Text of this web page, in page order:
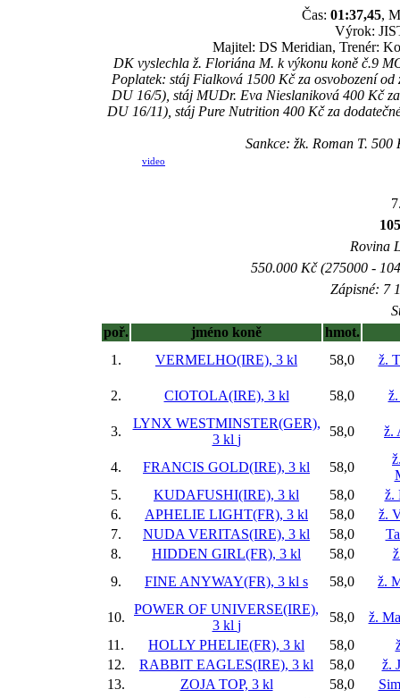
Čas: 01:37,45,
Výrok:
Majitel: DS Meridian, Trenér:
DK vyslechla ž. Floriána M. k výkonu koně č.9
Poplatek: stáj Fialková 1500 Kč za osvobození
DU 16/5), stáj MUDr. Eva Nieslaniková 400 Kč
DU 16/11), stáj Pure Nutrition 400 Kč za
Sankce: žk. Roman T.
video
Rovina
550.000 Kč (275000 -
Zápisné: 7
poř.
jméno koně
hmot.
1.
VERMELHO(IRE), 3 kl 58,0 ž.
2. CIOTOLA(IRE), 3 kl 58,0
3.
LYNX WESTMINSTER(GER),
3 kl j
58,0 ž.
4. FRANCIS GOLD(IRE), 3 kl 58,0
5.
KUDAFUSHI(IRE), 3 kl 58,0
ž.
6.
APHELIE LIGHT(FR), 3 kl 58,0
ž.
7.
NUDA VERITAS(IRE), 3 kl 58,0
8.
HIDDEN GIRL(FR), 3 kl 58,0
9.
FINE ANYWAY(FR), 3 kl s 58,0 ž.
10.
POWER OF UNIVERSE(IRE),
3 kl j
58,0
ž.
11.
HOLLY PHELIE(FR), 3 kl 58,0
12.
RABBIT EAGLES(IRE), 3 kl 58,0
ž.
13.
ZOJA TOP, 3 kl 58,0